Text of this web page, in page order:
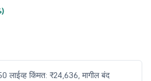
)
लाईव्ह किंमत: ₹24,636, मागील बंद